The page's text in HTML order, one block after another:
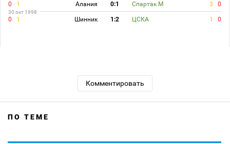
0 1 Алания 0:1 Спартак М 3 0
30 окт 1998
0 1 Шинник 1:2 ЦСКА 1 0
Комментировать
ПО ТЕМЕ